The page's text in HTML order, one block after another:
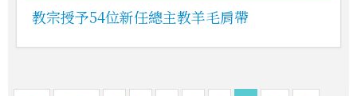
教宗授予54位新任總主教羊毛肩帶